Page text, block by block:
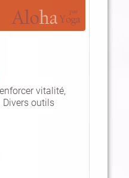
vitalité,
Divers outils